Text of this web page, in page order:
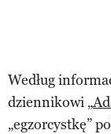
Według
dziennikowi „
„egzorcystkę”